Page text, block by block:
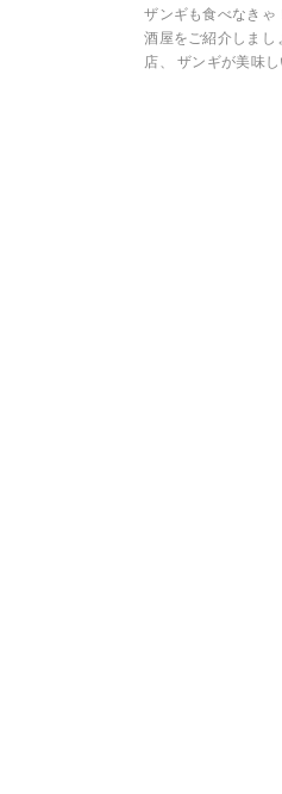
ザンギも食べなきゃ
酒屋をご紹介しまし
店、 ザンギが美味